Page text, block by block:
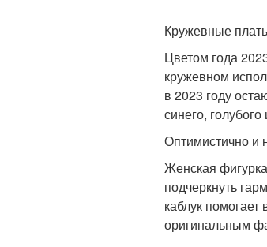
Кружевные
Цветом года
кружевном
в 2023 году
синего,
Оптимистично и
Женская
подчеркнуть
каблук
оригинальным